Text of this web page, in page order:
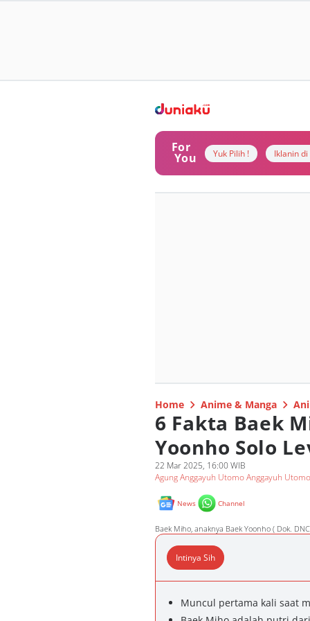
For
You Yuk Pilih ! Iklanin di
Home Anime & Manga
6 Fakta Baek
Yoonho Solo
22 Mar 2025, 16:00 WIB
Agung Anggayuh Utomo Anggayuh Utomo
News Channel
Baek Miho, anaknya Baek Yoonho ( Dok.
Intinya Sih
Muncul pertama kali saat